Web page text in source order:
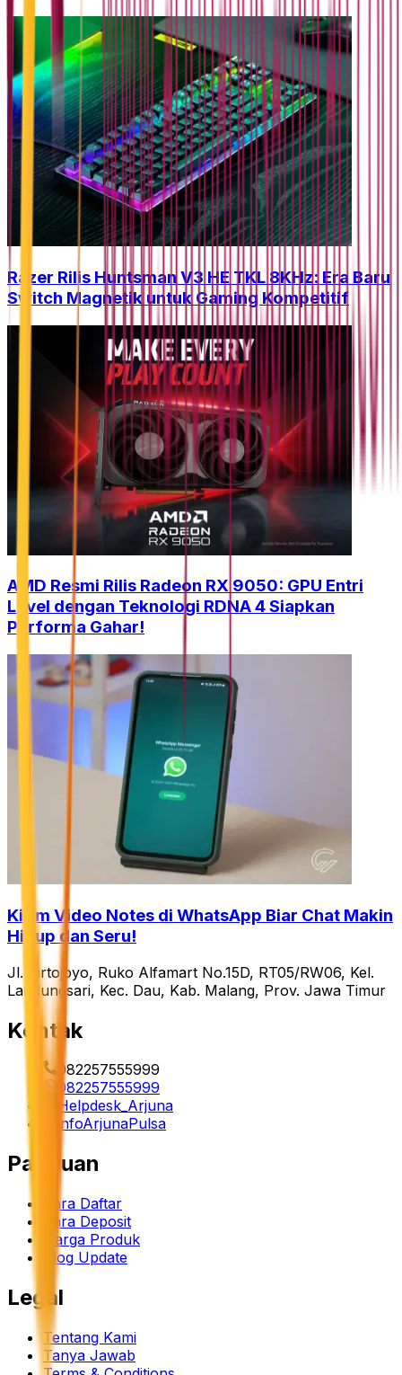
Razer Rilis Huntsman V3 HE TKL 8KHz: Era Baru
Switch Magnetik untuk Gaming Kompetitif
AMD Resmi Rilis Radeon RX 9050: GPU Entri
Level dengan Teknologi RDNA 4 Siapkan
Performa Gahar!
Kirim Video Notes di WhatsApp Biar Chat Makin
Hidup dan Seru!
Jl. Tirtojoyo, Ruko Alfamart No.15D, RT05/RW06, Kel.
Landungsari, Kec. Dau, Kab. Malang, Prov. Jawa Timur
Kontak
082257555999
082257555999
Helpdesk_Arjuna
infoArjunaPulsa
Panduan
Cara Daftar
Cara Deposit
Harga Produk
Blog Update
Legal
Tentang Kami
Tanya Jawab